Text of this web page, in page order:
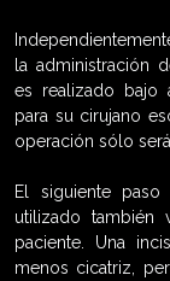
la administración
es realizado bajo
para su cirujano
operación sólo
El siguiente
utilizado también
paciente. Una
menos cicatriz,